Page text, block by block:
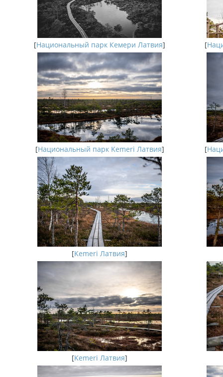
[Национальный парк Кемери Латвия] [
[Национальный парк Kemeri Латвия] [
[Kemeri Латвия]
[Kemeri Латвия]